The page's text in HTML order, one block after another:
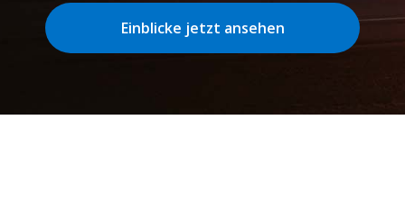
Einblicke jetzt ansehen